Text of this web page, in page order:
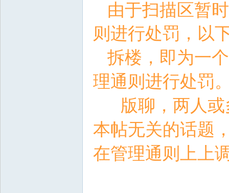
由于扫描区暂
则进行处罚， 以
拆楼 ，即为一
理通则进行处罚
版聊 ，两人
本帖无关的话题
在管理通则上上